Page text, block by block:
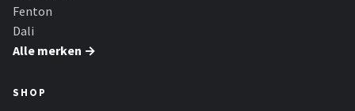
Alle merken →
Fenton
Dali
Alle merken →
SHOP